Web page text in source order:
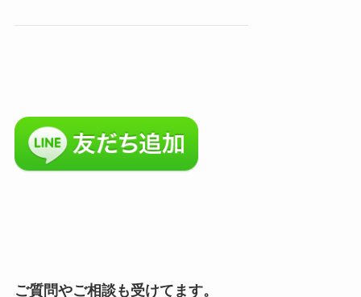
ご質問やご相談も受けてます。